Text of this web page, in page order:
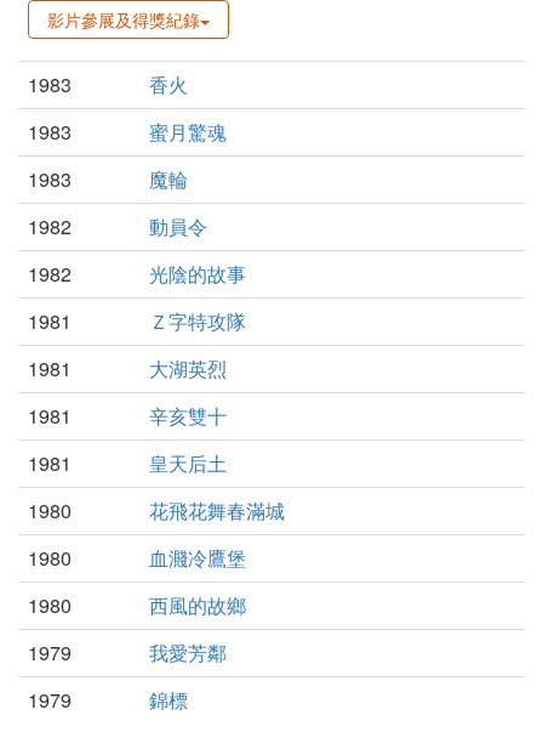
影片參展及得獎紀錄
1983
香火
1983
蜜月驚魂
1983
魔輪
1982
動員令
1982
光陰的故事
1981
Ｚ字特攻隊
1981
大湖英烈
1981
辛亥雙十
1981
皇天后土
1980
花飛花舞春滿城
1980
血濺冷鷹堡
1980
西風的故鄉
1979
我愛芳鄰
1979
錦標